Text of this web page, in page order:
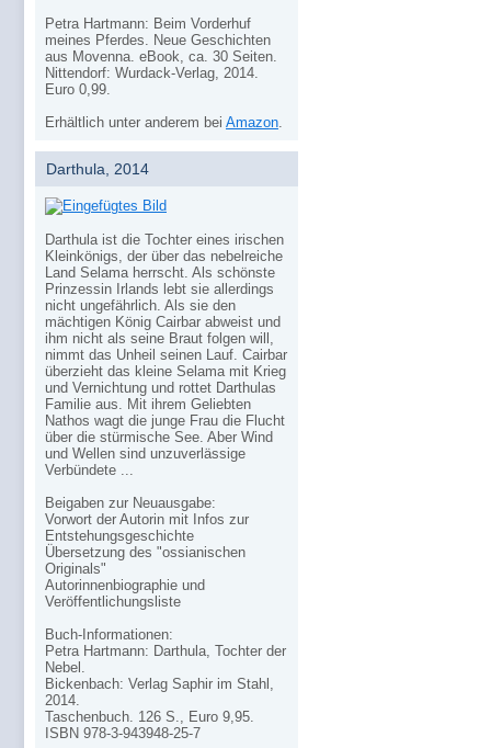
Petra Hartmann: Beim Vorderhuf
meines Pferdes. Neue Geschichten
aus Movenna. eBook, ca. 30 Seiten.
Nittendorf: Wurdack-Verlag, 2014.
Euro 0,99.
Erhältlich unter anderem bei Amazon.
Darthula, 2014
Darthula ist die Tochter eines irischen
Kleinkönigs, der über das nebelreiche
Land Selama herrscht. Als schönste
Prinzessin Irlands lebt sie allerdings
nicht ungefährlich. Als sie den
mächtigen König Cairbar abweist und
ihm nicht als seine Braut folgen will,
nimmt das Unheil seinen Lauf. Cairbar
überzieht das kleine Selama mit Krieg
und Vernichtung und rottet Darthulas
Familie aus. Mit ihrem Geliebten
Nathos wagt die junge Frau die Flucht
über die stürmische See. Aber Wind
und Wellen sind unzuverlässige
Verbündete ...
Beigaben zur Neuausgabe:
Vorwort der Autorin mit Infos zur
Entstehungsgeschichte
Übersetzung des "ossianischen
Originals"
Autorinnenbiographie und
Veröffentlichungsliste
Buch-Informationen:
Petra Hartmann: Darthula, Tochter der
Nebel.
Bickenbach: Verlag Saphir im Stahl,
2014.
Taschenbuch. 126 S., Euro 9,95.
ISBN 978-3-943948-25-7